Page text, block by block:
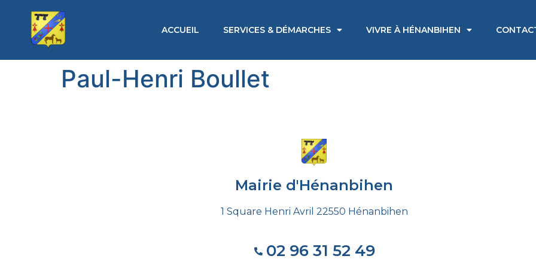
ACCUEIL SERVICES & DÉMARCHES VIVRE À HÉNANBIHEN
Paul-Henri Boullet
Mairie d'Hénanbihen
1 Square Henri Avril 22550 Hénanbihen
02 96 31 52 49